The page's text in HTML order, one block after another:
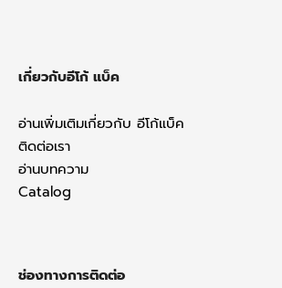
เกี่ยวกับอีโก้ แบ็ค
อ่านเพิ่มเติมเกี่ยวกับ อีโก้แบ็ค
ติดต่อเรา
อ่านบทความ
Catalog
ช่องทางการติดต่อ